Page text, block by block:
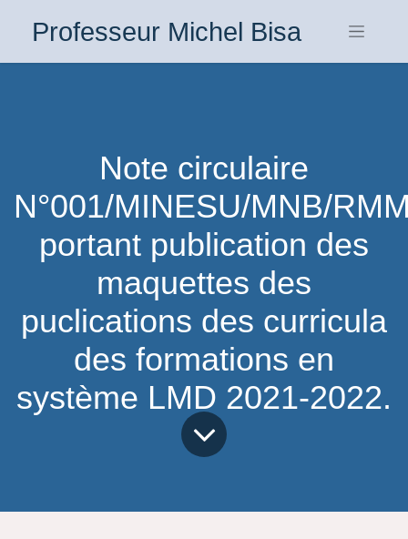
Professeur Michel Bisa
Note circulaire
N°001/MINESU/MNB/
portant publication des
maquettes des
puclications des curricula
des formations en
système LMD 2021-2022.